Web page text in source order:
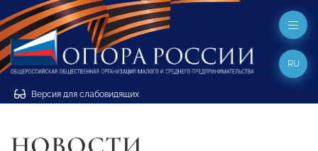
Версия для слабовидящих
RU